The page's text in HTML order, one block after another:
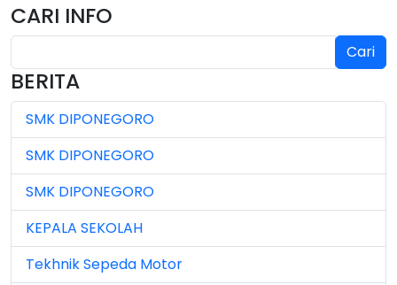
Jan 2025 (4)
Jul 2025 (3)
Jul 2026 (4)
Jun 2023 (7)
Jun 2024 (3)
Jun 2025 (1)
Jun 2026 (5)
CARI INFO
Cari
BERITA
SMK DIPONEGORO
SMK DIPONEGORO
SMK DIPONEGORO
KEPALA SEKOLAH
Tekhnik Sepeda Motor